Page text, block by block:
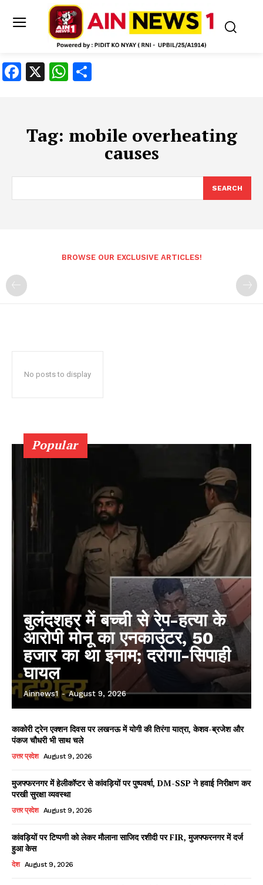
Facebook
Facebook
X WhatsApp
Tag: mobile overheating
causes
SEARCH
BROWSE OUR EXCLUSIVE ARTICLES!
No posts to display
Popular
बुलंदशहर में बच्ची से रेप-हत्या के
आरोपी मोनू का एनकाउंटर, 50
हजार का था इनाम; दरोगा-सिपाही
घायल
Ainnews1 - August 9, 2026
काकोरी ट्रेन एक्शन दिवस पर लखनऊ में योगी की तिरंगा यात्रा, केशव-ब्रजेश और
पंकज चौधरी भी साथ चले
उत्तर प्रदेश August 9, 2026
मुजफ्फरनगर में हेलीकॉप्टर से कांवड़ियों पर पुष्पवर्षा, DM-SSP ने हवाई निरीक्षण कर
परखी सुरक्षा व्यवस्था
उत्तर प्रदेश August 9, 2026
कांवड़ियों पर टिप्पणी को लेकर मौलाना साजिद रशीदी पर FIR, मुजफ्फरनगर में दर्ज
हुआ केस
देश August 9, 2026